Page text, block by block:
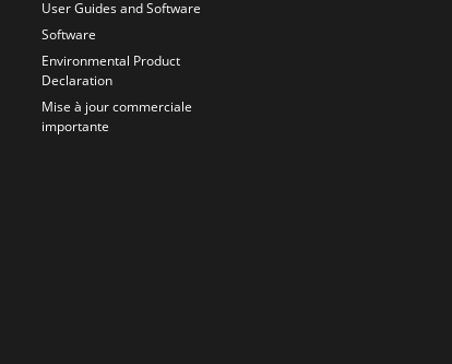
User Guides and Software
Software
Environmental Product
Declaration
Mise à jour commerciale
importante